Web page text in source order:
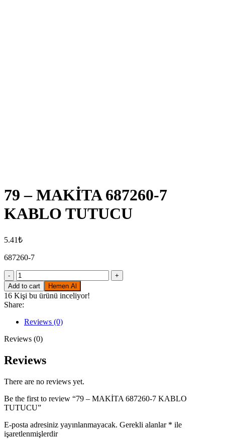
79 – MAKİTA 687260-7
KABLO TUTUCU
5.41₺
687260-7
79
-
MAKİTA
687260-
7
KABLO
TUTUCU
quantity
Add to cart Hemen Al
16 Kişi bu ürünü inceliyor!
Share:
Reviews (0)
Reviews (0)
Reviews
There are no reviews yet.
Be the first to review “79 – MAKİTA 687260-7 KABLO
TUTUCU”
E-posta adresiniz yayınlanmayacak. Gerekli alanlar * ile
işaretlenmişlerdir